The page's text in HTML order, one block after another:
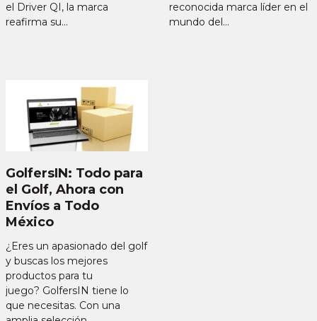
el Driver QI, la marca
reafirma su
reconocida marca líder en el
mundo del
GolfersIN: Todo para
el Golf, Ahora con
Envíos a Todo
México
¿Eres un apasionado del golf
y buscas los mejores
productos para tu
juego? GolfersIN tiene lo
que necesitas. Con una